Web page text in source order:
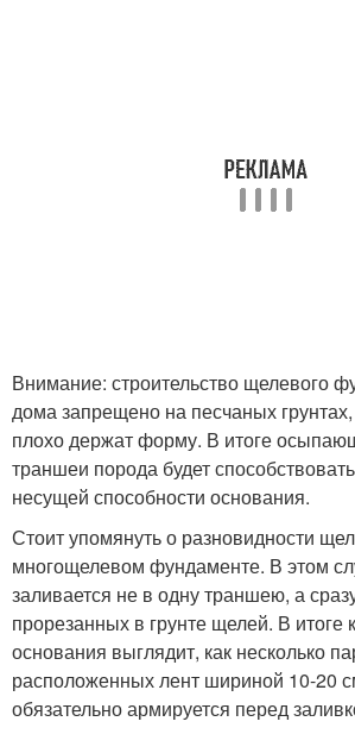
Внимание: строительство щелевого
дома запрещено на песчаных грунтах,
плохо держат форму. В итоге
траншеи порода будет
несущей способности основания.
Стоит упомянуть о разновидности
многощелевом фундаменте. В этом
заливается не в одну траншею, а
прорезанных в грунте щелей. В итоге
основания выглядит, как несколько
расположенных лент шириной 10-20
обязательно армируется перед